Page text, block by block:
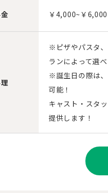
￥4,000~￥6,000
※ピザやパスタ
ランによって選
※誕生日の際は
可能！
キャスト・スタ
提供します！